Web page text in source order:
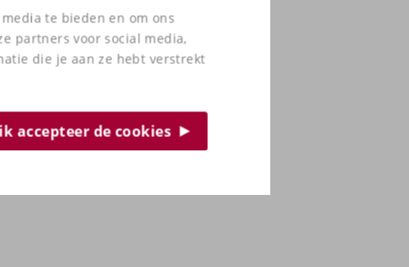
te bieden en om ons
partners voor social media,
die je aan ze hebt verstrekt
accepteer de cookies